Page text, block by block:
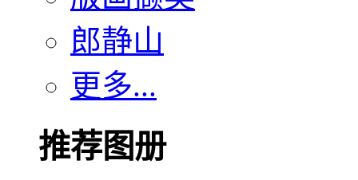
郎静山
更多...
推荐图册